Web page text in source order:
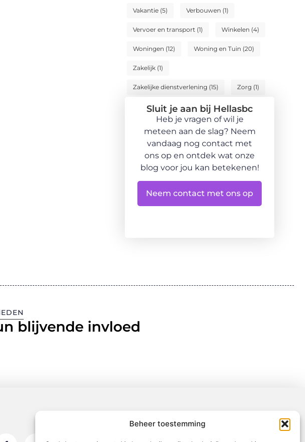
Beheer toestemming
Vakantie (5) Verbouwen (1)
Vervoer en transport (1) Winkelen (4)
Woningen (12) Woning en Tuin (20)
Zakelijk (1)
Zakelijke dienstverlening (15) Zorg (1)
Sluit je aan bij Hellasbc
Heb je vragen of wil je
meteen aan de slag? Neem
vandaag nog contact met
ons op en ontdek wat onze
blog voor jou kan betekenen!
Neem contact met ons op
blijvende invloed